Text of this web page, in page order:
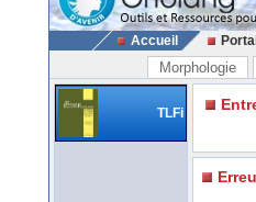
Accueil
Morphologie
TLFi